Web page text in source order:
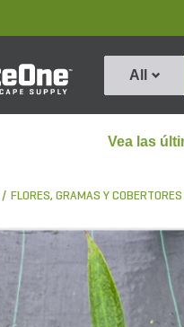
All
Vea las
FLORES, GRAMAS Y COBERTORES